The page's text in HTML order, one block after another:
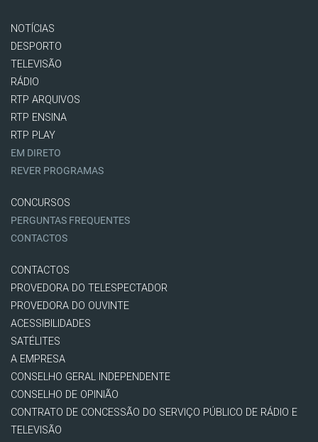
NOTÍCIAS
DESPORTO
TELEVISÃO
RÁDIO
RTP ARQUIVOS
RTP ENSINA
RTP PLAY
EM DIRETO
REVER PROGRAMAS
CONCURSOS
PERGUNTAS FREQUENTES
CONTACTOS
CONTACTOS
PROVEDORA DO TELESPECTADOR
PROVEDORA DO OUVINTE
ACESSIBILIDADES
SATÉLITES
A EMPRESA
CONSELHO GERAL INDEPENDENTE
CONSELHO DE OPINIÃO
CONTRATO DE CONCESSÃO DO SERVIÇO PÚBLICO DE RÁDIO E
TELEVISÃO